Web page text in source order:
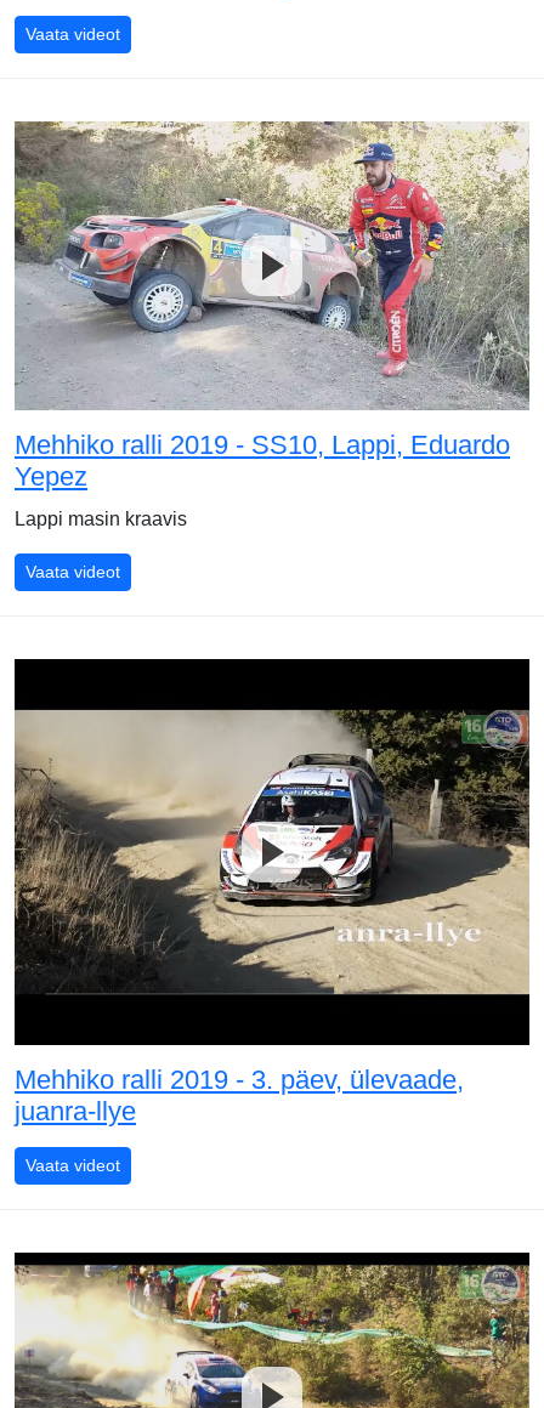
Vaata videotMehhiko ralli 2019 - aegluubis
Mehhiko ralli 2019 - SS10, Lappi, Eduardo
Yepez
Lappi masin kraavis
Vaata videotMehhiko ralli 2019 - SS10, Lappi, Eduardo Yepez
Mehhiko ralli 2019 - 3. päev, ülevaade,
juanra-llye
Vaata videotMehhiko ralli 2019 - 3. päev, ülevaade, juanra-llye